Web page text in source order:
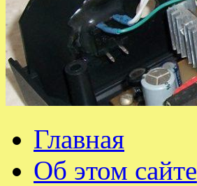
Перейти
содержимому
Главная
Об этом сайте